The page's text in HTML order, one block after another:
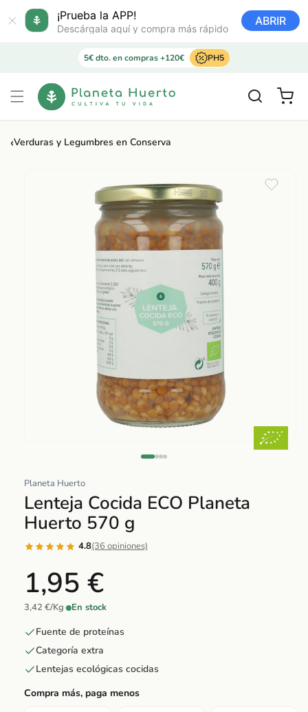
¡Prueba la APP!
Descárgala aquí y compra más rápido
ABRIR
directamente
al contenido
5€ dto. en compras +120€ PH5
Carrito
‹Verduras y Legumbres en Conserva
multimedia
1
en
una
ventana
modal
Planeta Huerto
Lenteja Cocida ECO Planeta
Huerto 570 g
4.8(36 opiniones)
1,95 €
3,42 €/Kg· En stock
Fuente de proteínas
Categoría extra
Lentejas ecológicas cocidas
Compra más, paga menos